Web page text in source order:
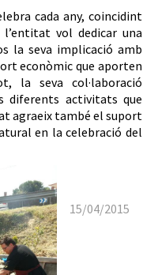
cada any, coincidint
vol dedicar una
la seva implicació amb
econòmic que aporten
la seva col·laboració
activitats que
agraeix també el suport
en la celebració del
15/04/2015